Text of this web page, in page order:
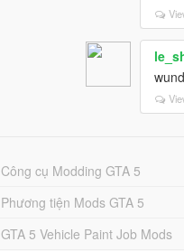
Công cụ Modding GTA 5
Phương tiện Mods GTA 5
GTA 5 Vehicle Paint Job Mods